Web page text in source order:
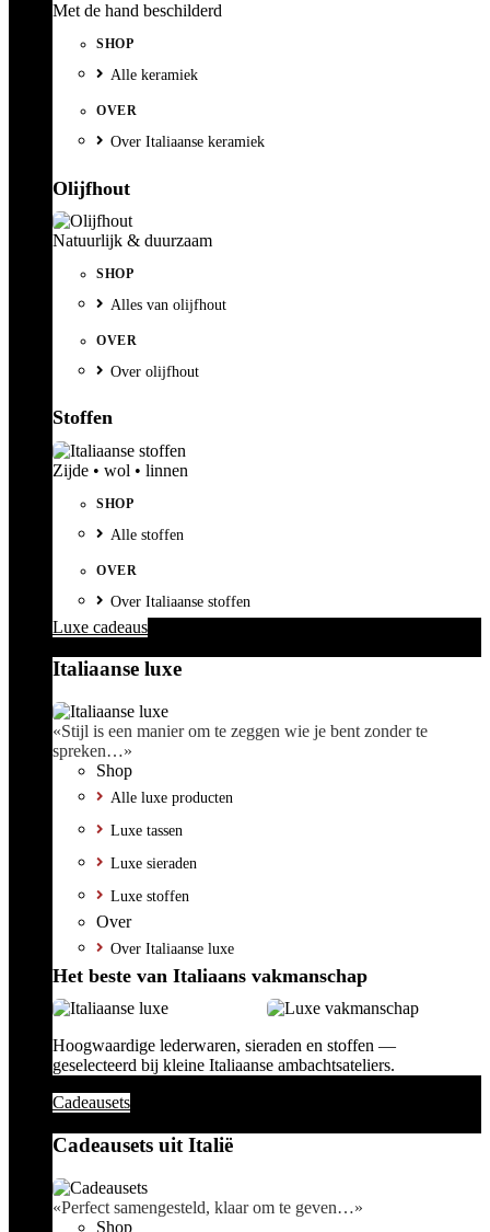
Met de hand beschilderd
SHOP
Alle keramiek
OVER
Over Italiaanse keramiek
Olijfhout
Natuurlijk & duurzaam
SHOP
Alles van olijfhout
OVER
Over olijfhout
Stoffen
Zijde • wol • linnen
SHOP
Alle stoffen
OVER
Over Italiaanse stoffen
Luxe cadeaus
Italiaanse luxe
«Stijl is een manier om te zeggen wie je bent zonder te
spreken…»
Shop
Alle luxe producten
Luxe tassen
Luxe sieraden
Luxe stoffen
Over
Over Italiaanse luxe
Het beste van Italiaans vakmanschap
Hoogwaardige lederwaren, sieraden en stoffen —
geselecteerd bij kleine Italiaanse ambachtsateliers.
Cadeausets
Cadeausets uit Italië
«Perfect samengesteld, klaar om te geven…»
Shop